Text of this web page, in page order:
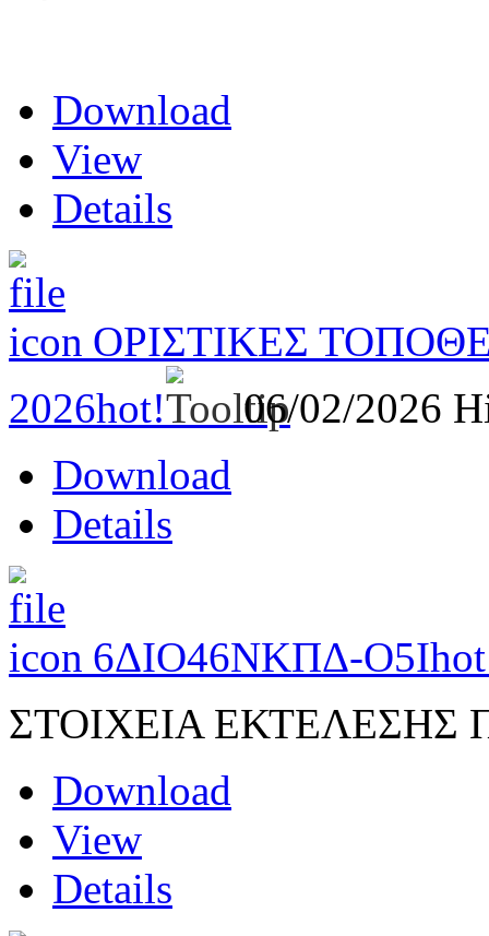
Download
View
Details
ΟΡΙΣΤΙΚΕΣ
2026hot! 06/02/2026
Download
Details
6ΔΙΟ46ΝΚΠΔ-Ο5Ι
ΣΤΟΙΧΕΙΑ
Download
View
Details